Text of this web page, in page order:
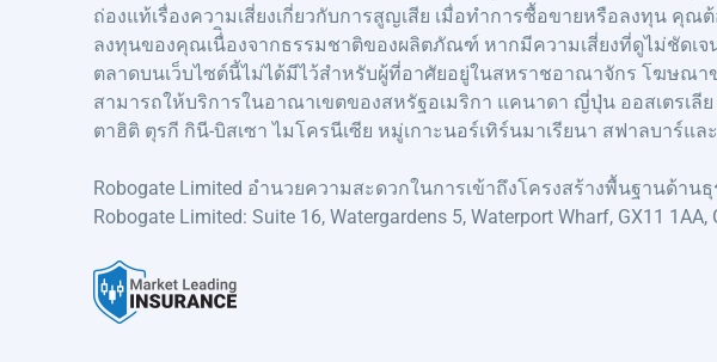
ถ่องแท้เรื่องความเสี่ยงเกี่ยวกับการสูญเสีย เมื่อทำการซื้อขายหรือลงทุน
ลงทุนของคุณเนื่ิองจากธรรมชาติของผลิตภัณฑ์ หากมีความเสี่ยงที่ดูไม่ชัดเจ
ตลาดบนเว็บไซต์นี้ไม่ได้มีไว้สำหรับผู้ที่อาศัยอยู่ในสหราชอาณาจักร โฆษณาข
สามารถให้บริการในอาณาเขตของสหรัฐอเมริกา แคนาดา ญี่ปุ่น ออสเตรเลี
ตาฮิติ ตุรกี กินี-บิสเซา ไมโครนีเซีย หมู่เกาะนอร์เทิร์นมาเรียนา สฟาลบาร์แ
Robogate Limited อำนวยความสะดวกในการเข้าถึงโครงสร้างพื้นฐานด้าน
Robogate Limited: Suite 16, Watergardens 5, Waterport Wharf, GX11 1AA,